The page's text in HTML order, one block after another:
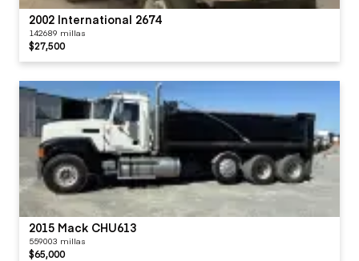
2002 International 2674
142689 millas
$27,500
2015 Mack CHU613
559003 millas
$65,000